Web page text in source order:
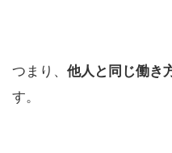
つまり、 他人と同じ働き
す。